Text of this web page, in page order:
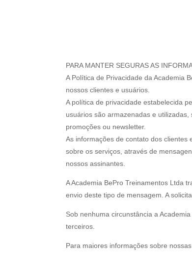
PARA MANTER SEGURAS AS
A Política de Privacidade da Academia
nossos clientes e usuários.
A política de privacidade estabelecida
usuários são armazenadas e
promoções ou newsletter.
As informações de contato dos
sobre os serviços, através de
nossos assinantes.
A Academia BePro Treinamentos Ltda
envio deste tipo de mensagem. A
Sob nenhuma circunstância a
terceiros.
Para maiores informações sobre